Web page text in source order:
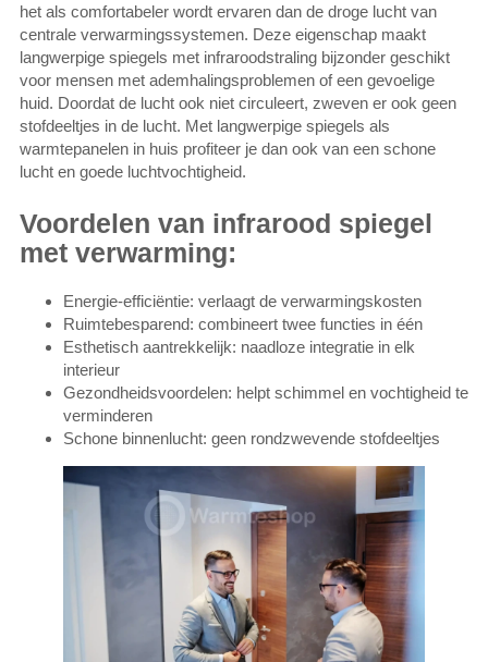
het als comfortabeler wordt ervaren dan de droge lucht van
centrale verwarmingssystemen. Deze eigenschap maakt
langwerpige spiegels met infraroodstraling bijzonder geschikt
voor mensen met ademhalingsproblemen of een gevoelige
huid. Doordat de lucht ook niet circuleert, zweven er ook geen
stofdeeltjes in de lucht. Met langwerpige spiegels als
warmtepanelen in huis profiteer je dan ook van een schone
lucht en goede luchtvochtigheid.
Voordelen van infrarood spiegel
met verwarming:
Energie-efficiëntie: verlaagt de verwarmingskosten
Ruimtebesparend: combineert twee functies in één
Esthetisch aantrekkelijk: naadloze integratie in elk
interieur
Gezondheidsvoordelen: helpt schimmel en vochtigheid te
verminderen
Schone binnenlucht: geen rondzwevende stofdeeltjes